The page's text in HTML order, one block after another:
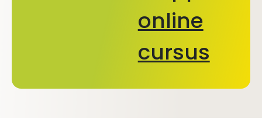
online
cursus